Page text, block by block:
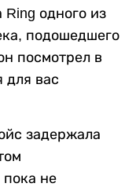
Ring одного из
подошедшего
посмотрел в
для вас
задержала
пока не